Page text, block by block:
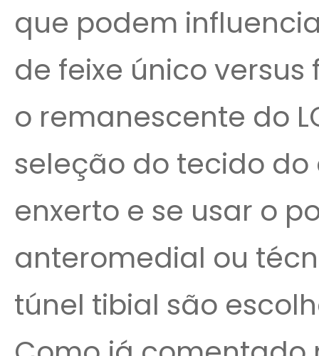
que podem
de feixe único
o remanescente do
seleção do tecido
enxerto e se usar o
anteromedial ou
túnel tibial são